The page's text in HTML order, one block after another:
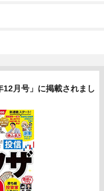
月号」に掲載されまし